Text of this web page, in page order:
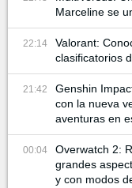
Marceline se
22:14
Valorant:
clasificatorios
21:42
Genshin
con la nueva
aventuras en
00:04
Overwatch 2:
grandes
y con modos